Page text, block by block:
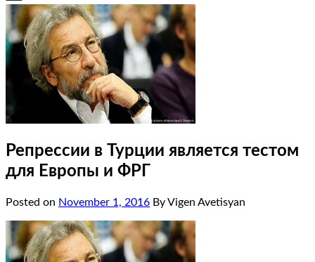
Репрессии в Турции является тестом
для Европы и ФРГ
Posted on November 1, 2016 By Vigen Avetisyan